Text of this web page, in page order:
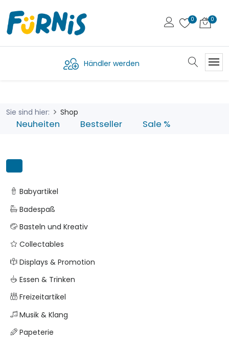
Händler werden
Sie sind hier: Shop
Neuheiten Bestseller Sale %
Babyartikel
Badespaß
Basteln und Kreativ
Collectables
Displays & Promotion
Essen & Trinken
Freizeitartikel
Musik & Klang
Papeterie